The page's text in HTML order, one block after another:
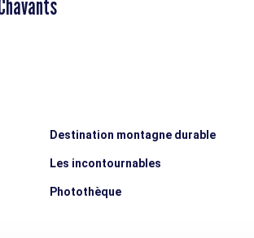
Destination montagne durable
Les incontournables
Photothèque